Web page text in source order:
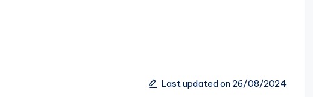
Last updated on 26/08/2024